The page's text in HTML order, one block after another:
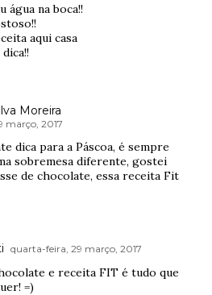
água na boca!!
aqui casa
Moreira
março, 2017
dica para a Páscoa, é sempre
sobremesa diferente, gostei
de chocolate, essa receita Fit
quarta-feira, 29 março, 2017
e receita FIT é tudo que
=)